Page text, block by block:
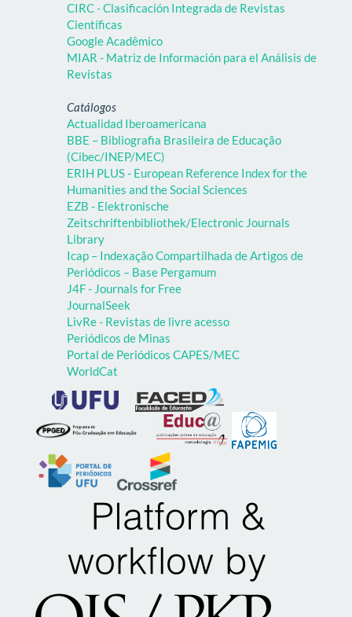
CIRC - Clasificación Integrada de Revistas
Científicas
Google Acadêmico
MIAR - Matriz de Información para el Análisis de
Revistas
Catálogos
Actualidad Iberoamericana
BBE – Bibliografia Brasileira de Educação
(Cibec/INEP/MEC)
ERIH PLUS - European Reference Index for the
Humanities and the Social Sciences
EZB - Elektronische
Zeitschriftenbibliothek/Electronic Journals
Library
Icap – Indexação Compartilhada de Artigos de
Periódicos – Base Pergamum
J4F - Journals for Free
JournalSeek
LivRe - Revistas de livre acesso
Periódicos de Minas
Portal de Periódicos CAPES/MEC
WorldCat